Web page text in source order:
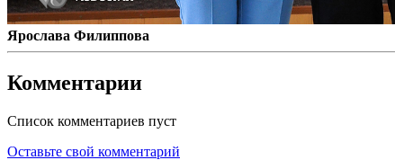
Ярослава Филиппова
Комментарии
Список комментариев пуст
Оставьте свой комментарий